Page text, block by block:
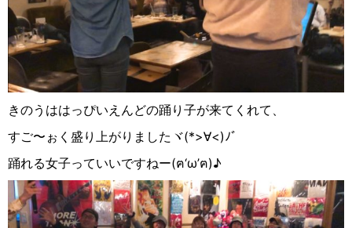
きのうははっぴいえんどの踊り子が来てくれて、
すご〜ぉく盛り上がりましたヾ(*>∀︎<)ﾉﾞ
踊れる女子っていいですねー(ฅ‘ω’ฅ)♪︎